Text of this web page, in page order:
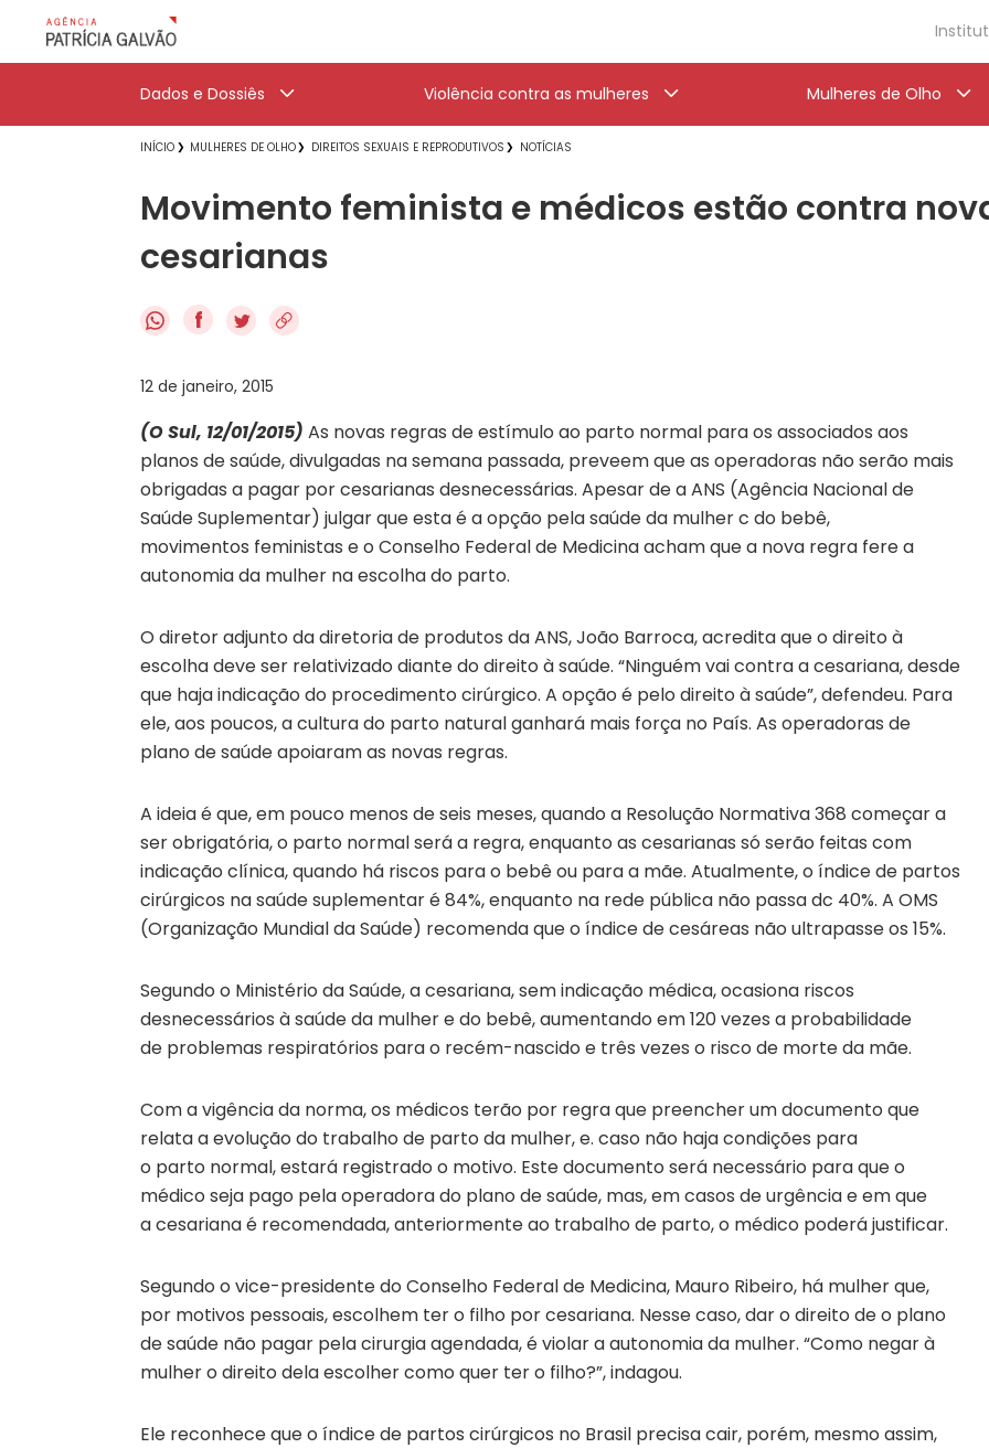
Dados e Dossiês Violência contra as mulheres Mulheres de Olho
INÍCIO MULHERES DE OLHO DIREITOS SEXUAIS E REPRODUTIVOS NOTÍCIAS
Movimento feminista e médicos estão contra
cesarianas
f
12 de janeiro, 2015
(O Sul, 12/01/2015) As novas regras de estímulo ao parto normal para os associados aos
planos de saúde, divulgadas na semana passada, preveem que as operadoras não serão mais
obrigadas a pagar por cesarianas desnecessárias. Apesar de a ANS (Agência Nacional de
Saúde Suplementar) julgar que esta é a opção pela saúde da mulher c do bebê,
movimentos feministas e o Conselho Federal de Medicina acham que a nova regra fere a
autonomia da mulher na escolha do parto.
O diretor adjunto da diretoria de produtos da ANS, João Barroca, acredita que o direito à
escolha deve ser relativizado diante do direito à saúde. “Ninguém vai contra a cesariana, desde
que haja indicação do procedimento cirúrgico. A opção é pelo direito à saúde”, defendeu. Para
ele, aos poucos, a cultura do parto natural ganhará mais força no País. As operadoras de
plano de saúde apoiaram as novas regras.
A ideia é que, em pouco menos de seis meses, quando a Resolução Normativa 368 começar a
ser obrigatória, o parto normal será a regra, enquanto as cesarianas só serão feitas com
indicação clínica, quando há riscos para o bebê ou para a mãe. Atualmente, o índice de partos
cirúrgicos na saúde suplementar é 84%, enquanto na rede pública não passa dc 40%. A OMS
(Organização Mundial da Saúde) recomenda que o índice de cesáreas não ultrapasse os 15%.
Segundo o Ministério da Saúde, a cesariana, sem indicação médica, ocasiona riscos
desnecessários à saúde da mulher e do bebê, aumentando em 120 vezes a probabilidade
de problemas respiratórios para o recém-nascido e três vezes o risco de morte da mãe.
Com a vigência da norma, os médicos terão por regra que preencher um documento que
relata a evolução do trabalho de parto da mulher, e. caso não haja condições para
o parto normal, estará registrado o motivo. Este documento será necessário para que o
médico seja pago pela operadora do plano de saúde, mas, em casos de urgência e em que
a cesariana é recomendada, anteriormente ao trabalho de parto, o médico poderá justificar.
Segundo o vice-presidente do Conselho Federal de Medicina, Mauro Ribeiro, há mulher que,
por motivos pessoais, escolhem ter o filho por cesariana. Nesse caso, dar o direito de o plano
de saúde não pagar pela cirurgia agendada, é violar a autonomia da mulher. “Como negar à
mulher o direito dela escolher como quer ter o filho?”, indagou.
Ele reconhece que o índice de partos cirúrgicos no Brasil precisa cair, porém, mesmo assim,